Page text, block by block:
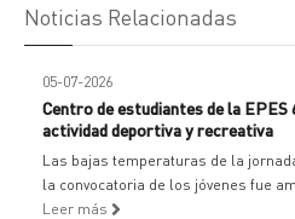
Noticias Relacionadas
05-07-2026
Centro de estudiantes de la
actividad deportiva y recreativa
Las bajas temperaturas de la
la convocatoria de los jóvenes fue
Leer más